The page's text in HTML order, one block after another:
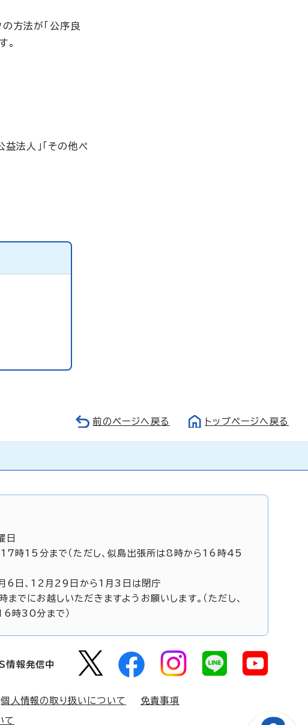
方法が「公序良
。
益法人」「その他ペ
前のページへ戻る トップページへ戻る
日
時15分まで（ただし、似島出張所は8時から16時45
月6日、12月29日から1月3日は閉庁
までにお越しいただきますようお願いします。（ただし、
時30分まで）
情報発信中
個人情報の取り扱いについて 免責事項
て